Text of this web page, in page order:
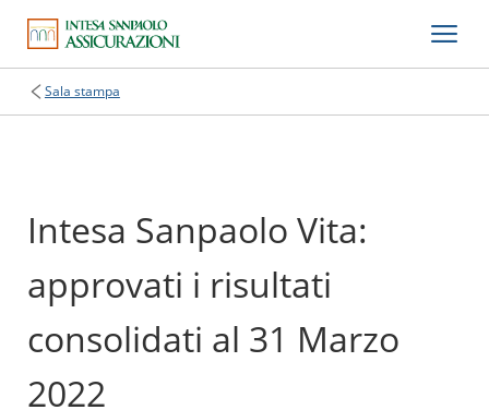
Sala stampa
Intesa Sanpaolo Vita:
approvati i risultati
consolidati al 31 Marzo
2022